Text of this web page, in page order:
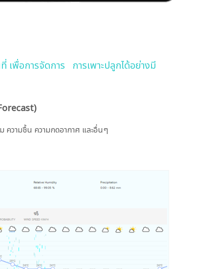
เพื่อการจัดการ การเพาะปลูกได้อย่างมี
วามชื้น ความกดอากาศ และอื่นๆ